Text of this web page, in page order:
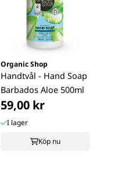
Organic Shop
Handtvål - Hand Soap
Barbados Aloe 500ml
59,00 kr
I lager
Köp nu